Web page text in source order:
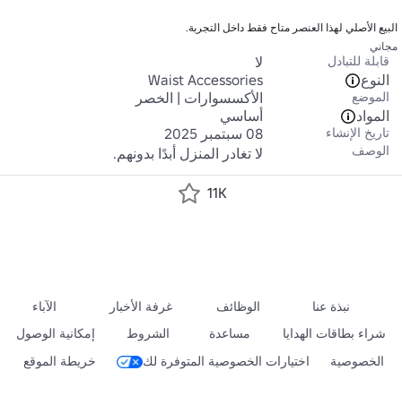
البيع الأصلي لهذا العنصر متاح فقط داخل التجربة.
مجاني
قابلة للتبادل
لا
النوع
Waist Accessories
الموضع
الأكسسوارات | الخصر
المواد
أساسي
تاريخ الإنشاء 08 سبتمبر 2025
الوصف لا تغادر المنزل أبدًا بدونهم.
11K
نبذة عنا الوظائف غرفة الأخبار
الآباء
شراء بطاقات الهدايا
مساعدة الشروط
إمكانية الوصول
الخصوصية
اختيارات الخصوصية المتوفرة لك خريطة الموقع